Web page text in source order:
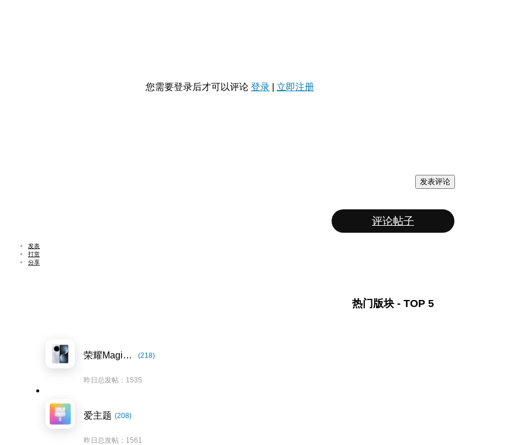
您需要登录后才可以评论 登录 立即注册
发表评论
评论帖子
发表
打赏
分享
热门版块 - TOP 5
荣耀Magic7系列 (218)
昨日总发帖：1535
爱主题 (208)
昨日总发帖：1561